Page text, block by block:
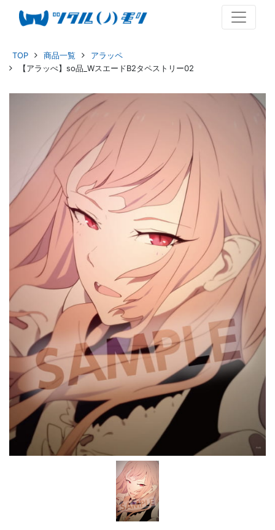
TOP 商品一覧
アラッペ
【アラッぺ】so品_WスエードB2タペストリー02